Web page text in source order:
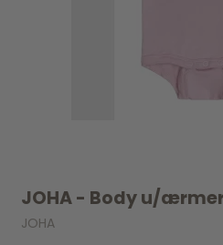
JOHA - Body u/
JOHA